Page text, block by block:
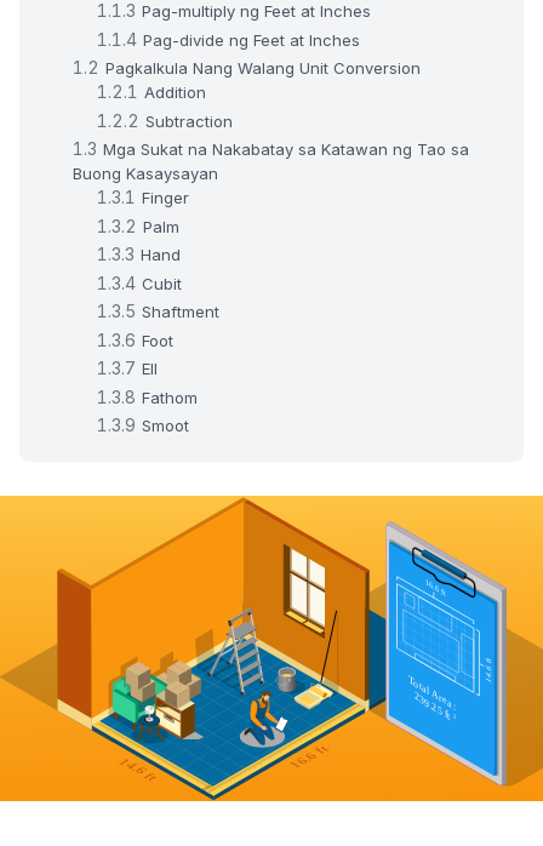
Pag-multiply ng Feet at Inches
Pag-divide ng Feet at Inches
Pagkalkula Nang Walang Unit Conversion
Addition
Subtraction
Mga Sukat na Nakabatay sa Katawan ng Tao sa
Buong Kasaysayan
Finger
Palm
Hand
Cubit
Shaftment
Foot
Ell
Fathom
Smoot